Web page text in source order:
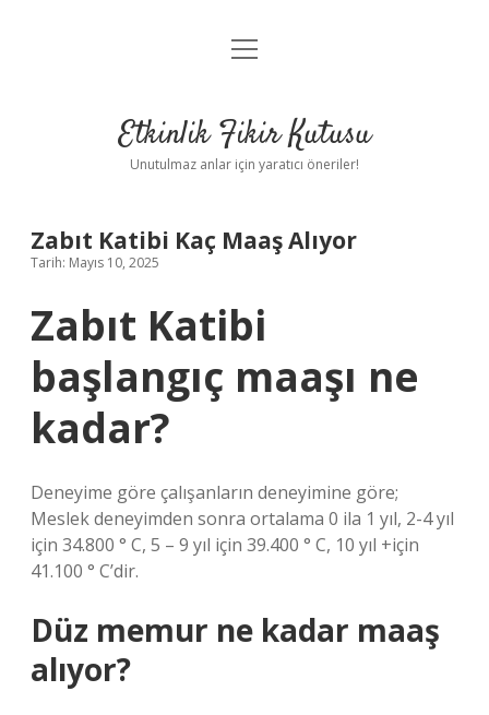
Anasayfa
Yasal Uyarı
menüyü
Etkinlik Fikir Kutusu
Unutulmaz anlar için yaratıcı öneriler!
Zabıt Katibi Kaç Maaş Alıyor
Tarih: Mayıs 10, 2025
Zabıt Katibi
başlangıç maaşı ne
kadar?
Deneyime göre çalışanların deneyimine göre;
Meslek deneyimden sonra ortalama 0 ila 1 yıl, 2-4 yıl
için 34.800 ° C, 5 – 9 yıl için 39.400 ° C, 10 yıl +için
41.100 ° C’dir.
Düz memur ne kadar maaş
alıyor?